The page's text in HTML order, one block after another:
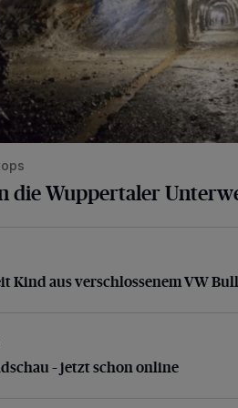
die Wuppertaler
Kind aus verschlossenem VW Bulli
Kind aus verschlossenem VW
– jetzt schon online
– jetzt schon online